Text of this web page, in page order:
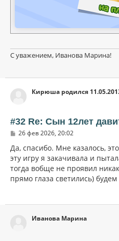
С уважением, Иванова Марина!
Кирюша родился
#32 Re: Сын 12лет
С
о
б
щ
е
н
и
26 фев 2026, 20:02
Да, спасибо. Мне казалось,
эту игру я закачивала и
тогда вобще не проявил
прямо глаза светились) будем
Иванова Марина